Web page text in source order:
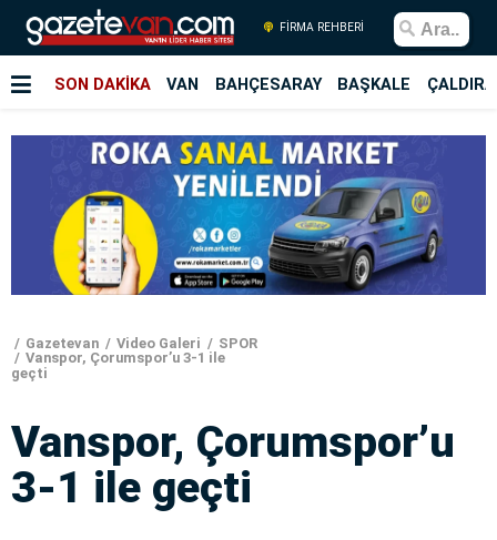
FİRMA REHBERİ
SON DAKİKA VAN BAHÇESARAY BAŞKALE
Gazetevan Video Galeri
SPOR
Vanspor, Çorumspor’u 3-1 ile
geçti
Vanspor, Çorumspor’u
3-1 ile geçti